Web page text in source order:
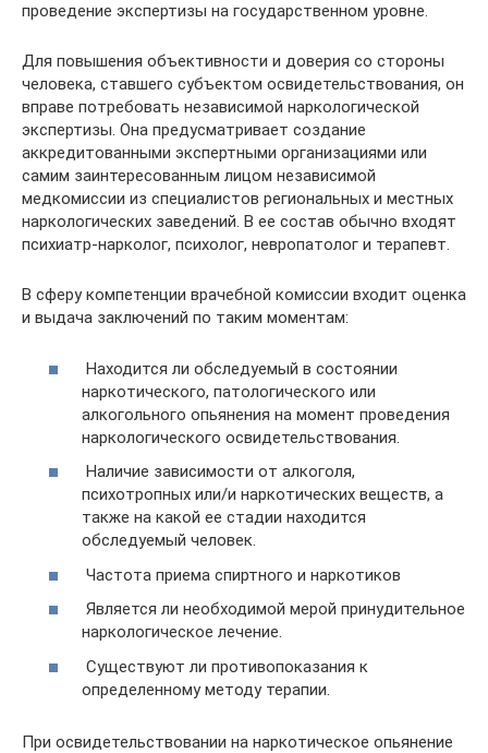
проведение экспертизы на государственном уровне.
Для повышения объективности и доверия со стороны
человека, ставшего субъектом освидетельствования, он
вправе потребовать независимой наркологической
экспертизы. Она предусматривает создание
аккредитованными экспертными организациями или
самим заинтересованным лицом независимой
медкомиссии из специалистов региональных и местных
наркологических заведений. В ее состав обычно входят
психиатр-нарколог, психолог, невропатолог и терапевт.
В сферу компетенции врачебной комиссии входит оценка
и выдача заключений по таким моментам:
Находится ли обследуемый в состоянии
наркотического, патологического или
алкогольного опьянения на момент проведения
наркологического освидетельствования.
Наличие зависимости от алкоголя,
психотропных или/и наркотических веществ, а
также на какой ее стадии находится
обследуемый человек.
Частота приема спиртного и наркотиков
Является ли необходимой мерой принудительное
наркологическое лечение.
Существуют ли противопоказания к
определенному методу терапии.
При освидетельствовании на наркотическое опьянение